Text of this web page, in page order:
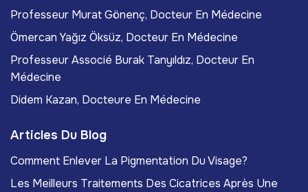
Professeur Murat Gönenç, Docteur En Médecine
Ömercan Yağız Öksüz, Docteur En Médecine
Professeur Associé Burak Tanyıldız, Docteur En
Médecine
Didem Kazan, Docteure En Médecine
Articles Du Blog
Comment Enlever La Pigmentation Du Visage?
Les Meilleurs Traitements Des Cicatrices Après Une